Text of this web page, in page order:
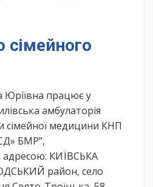
сімейного
Юріївна працює у
амбулаторія
сімейної медицини КНП
БМР”,
КИЇВСЬКА
район, село